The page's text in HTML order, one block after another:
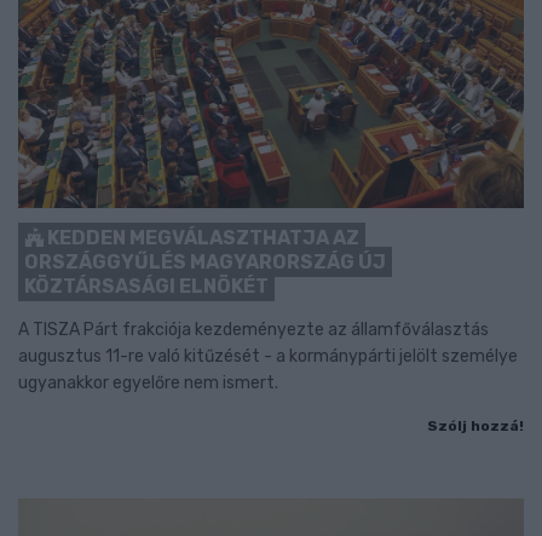
KEDDEN MEGVÁLASZTHATJA AZ
ORSZÁGGYŰLÉS MAGYARORSZÁG ÚJ
KÖZTÁRSASÁGI ELNÖKÉT
A TISZA Párt frakciója kezdeményezte az államfőválasztás
augusztus 11-re való kitűzését - a kormánypárti jelölt személye
ugyanakkor egyelőre nem ismert.
Szólj hozzá!